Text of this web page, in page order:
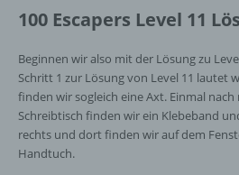
100 Escapers Level 11
Beginnen wir also mit der Lösung zu
Schritt 1 zur Lösung von Level 11 lautet
finden wir sogleich eine Axt. Einmal nach
Schreibtisch finden wir ein Klebeband
rechts und dort finden wir auf dem
Handtuch.